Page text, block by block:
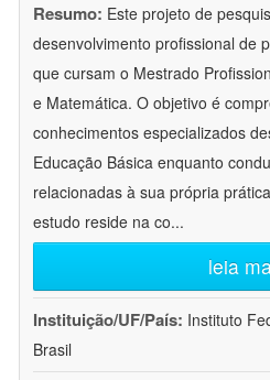
Resumo: Este projeto de
desenvolvimento profissional de
que cursam o Mestrado
e Matemática. O objetivo é
conhecimentos especializados
Educação Básica enquanto
relacionadas à sua própria
estudo reside na co...
leia
Instituição/UF/País: Instituto
Brasil